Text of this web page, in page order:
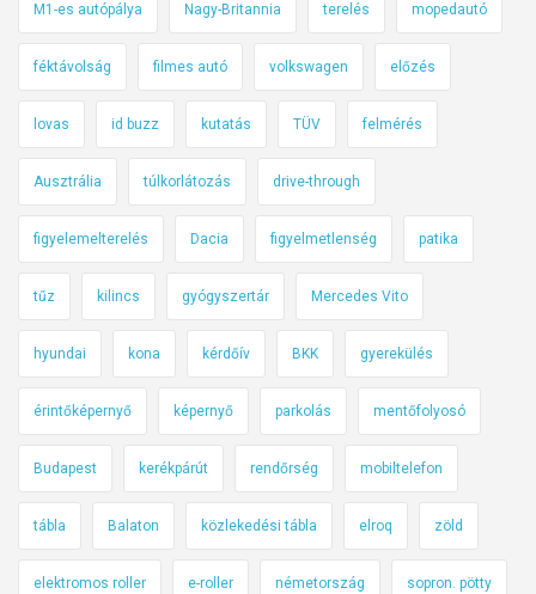
M1-es autópálya Nagy-Britannia terelés mopedautó
féktávolság filmes autó volkswagen előzés
lovas id buzz kutatás TÜV felmérés
Ausztrália túlkorlátozás drive-through
figyelemelterelés Dacia figyelmetlenség patika
tűz kilincs gyógyszertár Mercedes Vito
hyundai kona kérdőív BKK gyerekülés
érintőképernyő képernyő parkolás mentőfolyosó
Budapest kerékpárút rendőrség mobiltelefon
tábla Balaton közlekedési tábla elroq zöld
elektromos roller e-roller németország sopron. pötty